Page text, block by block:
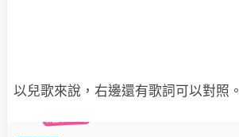
以兒歌來說，右邊還有歌詞可以對照。